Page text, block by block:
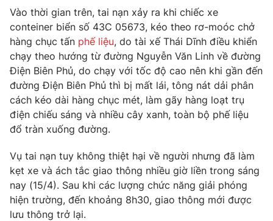
Phim VTV
Hậu trường
Nhân vật
Khán giả
Giải sao mai
Giải trí
Điện ảnh
Âm nhạc
Sao
Đời sống
Du lịch
Làm đẹp
Giáo dục
Tuyển sinh
Học trực tuyến
Hitech Công nghệ tương lai
Sản phẩm
Thị trường
Giao lưu trực tuyến
Lịch phát sóng
Vào thời gian trên, tai nạn xảy ra khi chiếc xe
conteiner biển số 43C 05673, kéo theo rơ-moóc chở
hàng chục tấn phế liệu, do tài xế Thái Dĩnh điều khiển
chạy theo hướng từ đường Nguyễn Văn Linh về đường
Điện Biên Phủ, do chạy với tốc độ cao nên khi gần đến
đường Điện Biên Phủ thì bị mất lái, tông nát dải phân
cách kéo dài hàng chục mét, làm gãy hàng loạt trụ
điện chiếu sáng và nhiều cây xanh, toàn bộ phế liệu
đổ tràn xuống đường.
Vụ tai nạn tuy không thiệt hại về người nhưng đã làm
kẹt xe và ách tắc giao thông nhiều giờ liền trong sáng
nay (15/4). Sau khi các lượng chức năng giải phóng
hiện trường, đến khoảng 8h30, giao thông mới được
lưu thông trở lại.